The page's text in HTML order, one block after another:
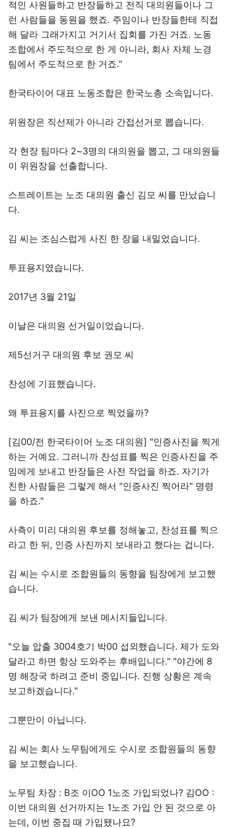
적인 사원들하고 반장들하고 전직 대의원들이나 그
런 사람들을 동원을 했죠. 주임이나 반장들한테 직접
해 달라 그래가지고 거기서 집회를 가진 거죠. 노동
조합에서 주도적으로 한 게 아니라, 회사 자체 노경
팀에서 주도적으로 한 거죠."
한국타이어 대표 노동조합은 한국노총 소속입니다.
위원장은 직선제가 아니라 간접선거로 뽑습니다.
각 현장 팀마다 2~3명의 대의원을 뽑고, 그 대의원들
이 위원장을 선출합니다.
스트레이트는 노조 대의원 출신 김모 씨를 만났습니
다.
김 씨는 조심스럽게 사진 한 장을 내밀었습니다.
투표용지였습니다.
2017년 3월 21일
이날은 대의원 선거일이었습니다.
제5선거구 대의원 후보 권모 씨
찬성에 기표했습니다.
왜 투표용지를 사진으로 찍었을까?
[김00/전 한국타이어 노조 대의원] "인증사진을 찍게
하는 거예요. 그러니까 찬성표를 찍은 인증사진을 주
임에게 보내고 반장들은 사전 작업을 하죠. 자기가
친한 사람들은 그렇게 해서 "인증사진 찍어라" 명령
을 하죠."
사측이 미리 대의원 후보를 정해놓고, 찬성표를 찍으
라고 한 뒤, 인증 사진까지 보내라고 했다는 겁니다.
김 씨는 수시로 조합원들의 동향을 팀장에게 보고했
습니다.
김 씨가 팀장에게 보낸 메시지들입니다.
"오늘 압출 3004호기 박00 섭외했습니다. 제가 도와
달라고 하면 항상 도와주는 후배입니다." "야간에 8
명 해장국 하려고 준비 중입니다. 진행 상황은 계속
보고하겠습니다."
그뿐만이 아닙니다.
김 씨는 회사 노무팀에게도 수시로 조합원들의 동향
을 보고했습니다.
노무팀 차장 : B조 이OO 1노조 가입되었나? 김OO :
이번 대의원 선거까지는 1노조 가입 안 된 것으로 아
는데, 이번 중집 때 가입됐나요?